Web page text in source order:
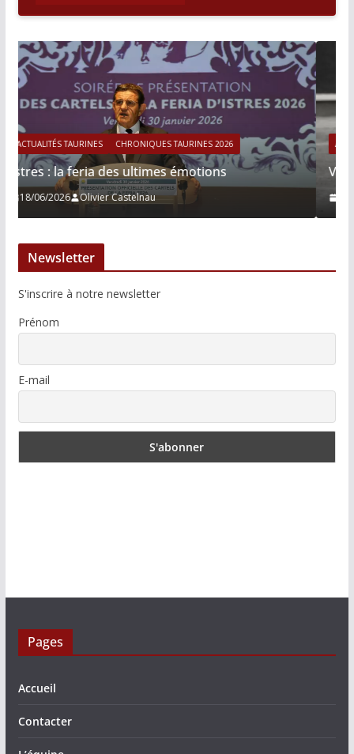
ACTUALITÉS TAURINES CHRONIQUES TAURINES 2026
Víctor Hernández : le courage immobile
13/06/2026 Tertulias
Newsletter
S'inscrire à notre newsletter
Prénom
E-mail
Pages
Accueil
Contacter